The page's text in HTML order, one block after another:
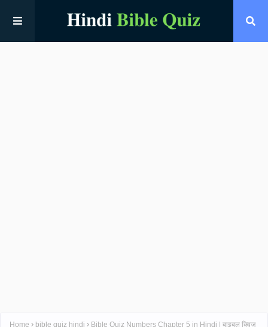
Home bible quiz hindi
Bible Quiz Numbers Chapter 5 in Hindi | बाइबल क्विज